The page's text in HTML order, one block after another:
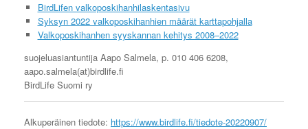
BirdLifen valkoposkihanhilaskentasivu
Syksyn 2022 valkoposkihanhien määrät karttapohjalla
Valkoposkihanhen syyskannan kehitys 2008–2022
suojeluasiantuntija Aapo Salmela, p. 010 406 6208,
aapo.salmela(at)birdlife.fi
BirdLife Suomi ry
Alkuperäinen tiedote: https://www.birdlife.fi/tiedote-20220907/